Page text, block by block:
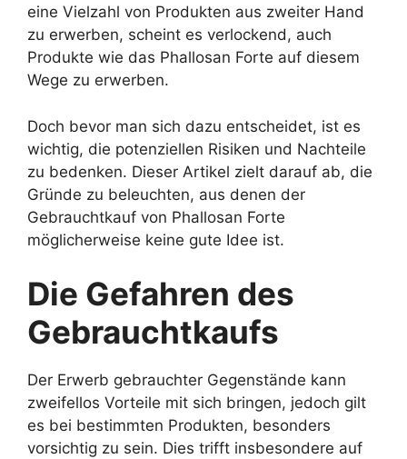
eine Vielzahl von Produkten aus zweiter Hand
zu erwerben, scheint es verlockend, auch
Produkte wie das Phallosan Forte auf diesem
Wege zu erwerben.
Doch bevor man sich dazu entscheidet, ist es
wichtig, die potenziellen Risiken und Nachteile
zu bedenken. Dieser Artikel zielt darauf ab, die
Gründe zu beleuchten, aus denen der
Gebrauchtkauf von Phallosan Forte
möglicherweise keine gute Idee ist.
Die Gefahren des
Gebrauchtkaufs
Der Erwerb gebrauchter Gegenstände kann
zweifellos Vorteile mit sich bringen, jedoch gilt
es bei bestimmten Produkten, besonders
vorsichtig zu sein. Dies trifft insbesondere auf